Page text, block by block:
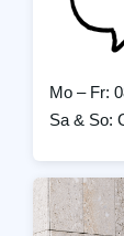
Mo – Fr:
Sa & So: